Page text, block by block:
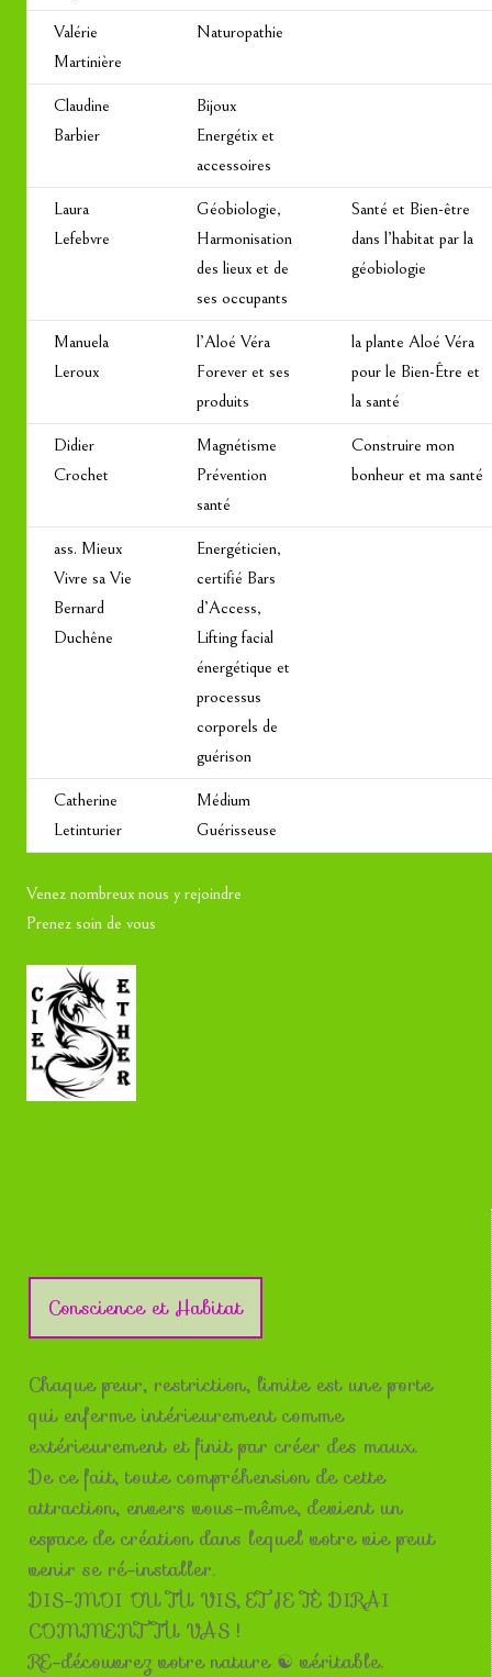
Valérie
Martinière
Naturopathie
Claudine
Barbier
Bijoux
Energétix et
accessoires
Laura
Lefebvre
Géobiologie,
Harmonisation
des lieux et de
ses occupants
Santé et Bien-être
dans l’habitat par la
géobiologie
Manuela
Leroux
l’Aloé Véra
Forever et ses
produits
la plante Aloé Véra
pour le Bien-Être et
la santé
Didier
Crochet
Magnétisme
Prévention
santé
Construire mon
bonheur et ma santé
ass. Mieux
Vivre sa Vie
Bernard
Duchêne
Energéticien,
certifié Bars
d’Access,
Lifting facial
énergétique et
processus
corporels de
guérison
Catherine
Letinturier
Médium
Guérisseuse
Venez nombreux nous y rejoindre
Prenez soin de vous
Conscience et Habitat
Chaque peur, restriction, limite est une porte
qui enferme intérieurement comme
extérieurement et finit par créer des maux.
De ce fait, toute compréhension de cette
attraction, envers vous-même, devient un
espace de création dans lequel votre vie peut
venir se ré-installer.
DIS-MOI OU TU VIS, ET JE TE DIRAI
COMMENT TU VAS !
RE-découvrez votre nature ☯ véritable.